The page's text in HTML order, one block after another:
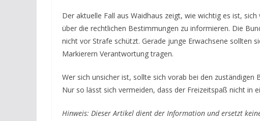
Der aktuelle Fall aus Waidhaus zeigt, wie wichtig es ist,
über die rechtlichen Bestimmungen zu informieren. Die
nicht vor Strafe schützt. Gerade junge Erwachsene sollten
Markierern Verantwortung tragen.
Wer sich unsicher ist, sollte sich vorab bei den
Nur so lässt sich vermeiden, dass der Freizeitspaß nicht in
Hinweis: Dieser Artikel dient der Information und ersetzt